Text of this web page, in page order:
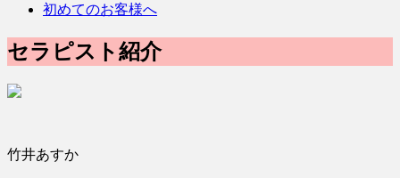
初めてのお客様へ
セラピスト紹介
竹井あすか